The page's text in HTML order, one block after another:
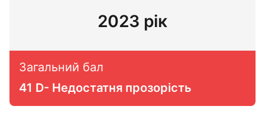
39 F Неприйнятна